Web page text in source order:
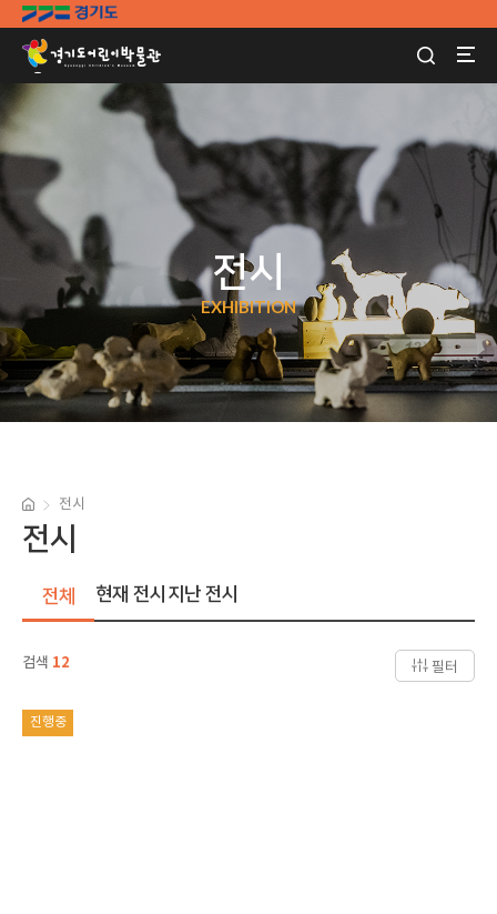
전시
EXHIBITION
전시
전시
전체 현재 전시 지난 전시
검색 12 필터
진행중